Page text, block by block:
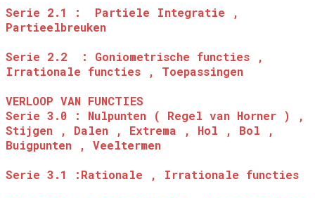
Serie 2.1 : Partiele Integratie ,
Partieelbreuken
Serie 2.2 : Goniometrische functies ,
Irrationale functies , Toepassingen
VERLOOP VAN FUNCTIES
Serie 3.0 : Nulpunten ( Regel van Horner ) ,
Stijgen , Dalen , Extrema , Hol , Bol ,
Buigpunten , Veeltermen
Serie 3.1 :Rationale , Irrationale functies